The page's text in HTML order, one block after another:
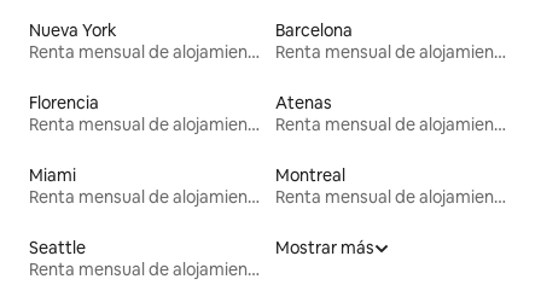
Nueva York
Renta mensual de alojamientos
Barcelona
Renta mensual de alojamientos
Florencia
Renta mensual de alojamientos
Atenas
Renta mensual de alojamientos
Miami
Renta mensual de alojamientos
Montreal
Renta mensual de alojamientos
Seattle
Renta mensual de alojamientos
Mostrar más